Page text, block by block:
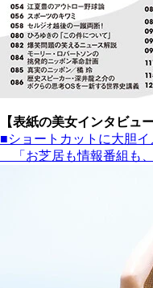
【表紙の美女インタビュー
■ショートカットに大胆
「お芝居も情報番組も